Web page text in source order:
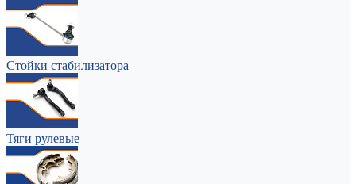
Стойки стабилизатора
Тяги рулевые